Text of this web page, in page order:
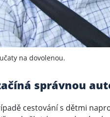
na dovolenou.
správnou
cestování s dětmi